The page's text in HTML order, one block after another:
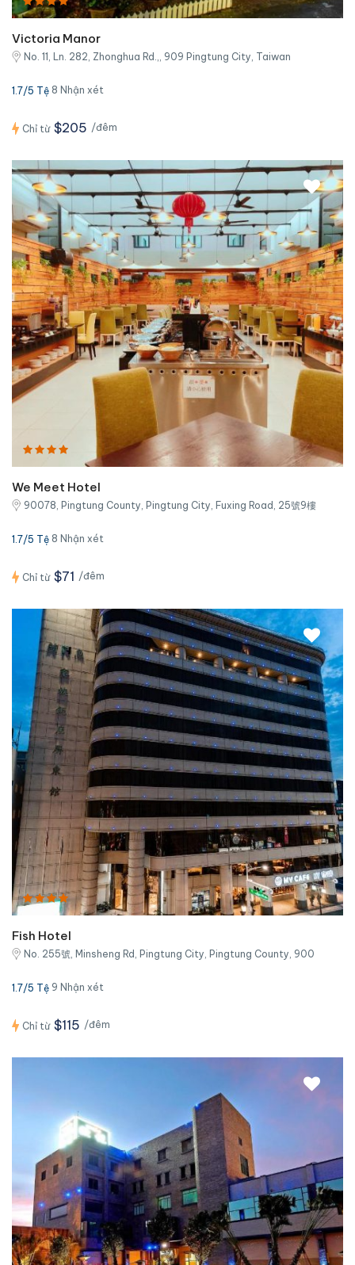
Victoria Manor
No. 11, Ln. 282, Zhonghua Rd.,, 909 Pingtung City, Taiwan
1.7/5 Tệ 8 Nhận xét
Chỉ từ $205 /đêm
We Meet Hotel
90078, Pingtung County, Pingtung City, Fuxing Road, 25號9樓
1.7/5 Tệ 8 Nhận xét
Chỉ từ $71 /đêm
Fish Hotel
No. 255號, Minsheng Rd, Pingtung City, Pingtung County, 900
1.7/5 Tệ 9 Nhận xét
Chỉ từ $115 /đêm